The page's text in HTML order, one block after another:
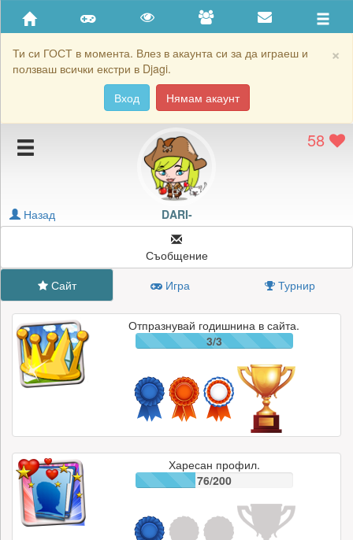
×
Ти си ГОСТ в момента. Влез в акаунта си за да играеш и
ползваш всички екстри в Djagi.
Вход
Нямам акаунт
Приятели
Хронология на игри
Подаръците на DARI-
Блокирай DARI-
58
DARI-
Назад
Съобщение
Сайт
Игра Турнир
Отпразнувай годишнина в сайта.
3/3
Харесан профил.
76/200